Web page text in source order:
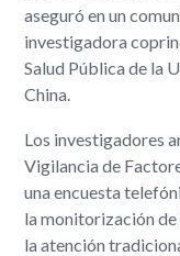
aseguró en un
investigadora
Salud Pública de la
China.
Los investigadores
Vigilancia de
una encuesta
la monitorización de
la atención